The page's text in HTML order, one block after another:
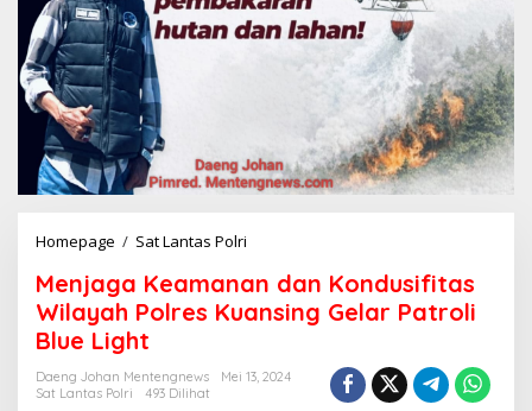
Homepage / Sat Lantas Polri
n
j
a
a
Menjaga Keamanan dan Kondusifitas
Wilayah Polres Kuansing Gelar Patroli
Blue Light
Daeng Johan Mentengnews
Mei 13, 2024
Sat Lantas Polri
493 Dilihat